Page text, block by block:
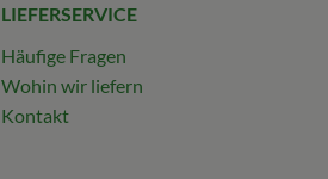
LIEFERSERVICE
Häufige Fragen
Wohin wir liefern
Kontakt